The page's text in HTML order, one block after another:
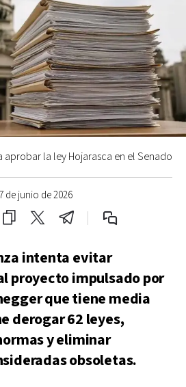
de junio de 2026
aprobar la ley Hojarasca en el Senado
intenta evitar
proyecto impulsado por
que tiene media
derogar 62 leyes,
y eliminar
obsoletas.